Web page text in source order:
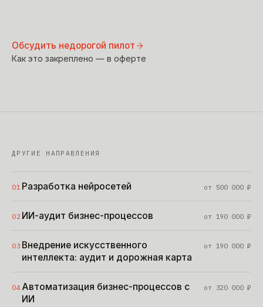
Обсудить недорогой пилот
Как это закреплено — в оферте
ДРУГИЕ НАПРАВЛЕНИЯ
01 Разработка нейросетей от 500 000₽
02 ИИ-аудит бизнес-процессов от 190 000₽
03 Внедрение искусственного
интеллекта: аудит и дорожная карта
от 190 000₽
04 Автоматизация бизнес-процессов с
ИИ
от 320 000₽